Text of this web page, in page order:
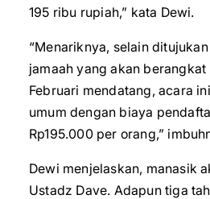
195 ribu rupiah,” kata Dewi.
“Menariknya, selain
jamaah yang akan berangkat
Februari mendatang, acara
umum dengan biaya
Rp195.000 per orang,”
Dewi menjelaskan, manasik
Ustadz Dave. Adapun tiga